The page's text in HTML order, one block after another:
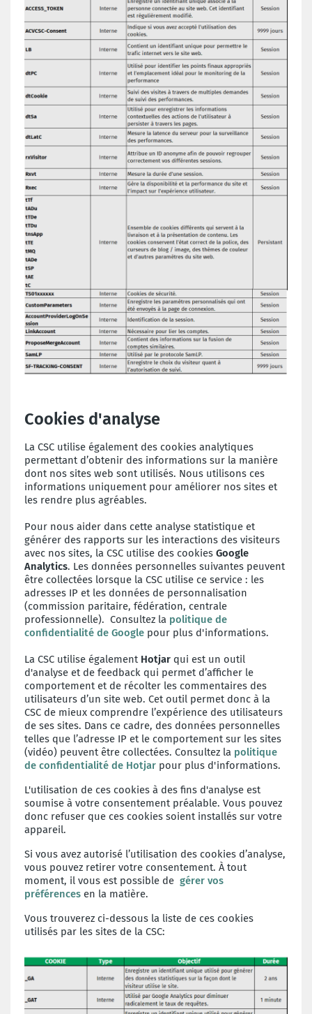
Cookies d'analyse
La CSC utilise également des cookies analytiques
permettant d’obtenir des informations sur la manière
dont nos sites web sont utilisés. Nous utilisons ces
informations uniquement pour améliorer nos sites et
les rendre plus agréables.
Pour nous aider dans cette analyse statistique et
générer des rapports sur les interactions des visiteurs
avec nos sites, la CSC utilise des cookies Google
Analytics. Les données personnelles suivantes peuvent
être collectées lorsque la CSC utilise ce service : les
adresses IP et les données de personnalisation
(commission paritaire, fédération, centrale
professionnelle). Consultez la politique de
confidentialité de Google pour plus d'informations.
La CSC utilise également Hotjar qui est un outil
d'analyse et de feedback qui permet d’afficher le
comportement et de récolter les commentaires des
utilisateurs d’un site web. Cet outil permet donc à la
CSC de mieux comprendre l’expérience des utilisateurs
de ses sites. Dans ce cadre, des données personnelles
telles que l’adresse IP et le comportement sur les sites
(vidéo) peuvent être collectées. Consultez la politique
de confidentialité de Hotjar pour plus d'informations.
L'utilisation de ces cookies à des fins d'analyse est
soumise à votre consentement préalable. Vous pouvez
donc refuser que ces cookies soient installés sur votre
appareil.
Si vous avez autorisé l’utilisation des cookies d’analyse,
vous pouvez retirer votre consentement. À tout
moment, il vous est possible de gérer vos
préférences en la matière.
Vous trouverez ci-dessous la liste de ces cookies
utilisés par les sites de la CSC: